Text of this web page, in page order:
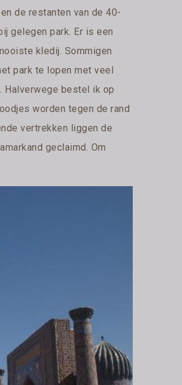
de restanten van de 40-
gelegen park. Er is een
kledij. Sommigen
park te lopen met veel
Halverwege bestel ik op
worden tegen de rand
vertrekken liggen de
geclaimd. Om